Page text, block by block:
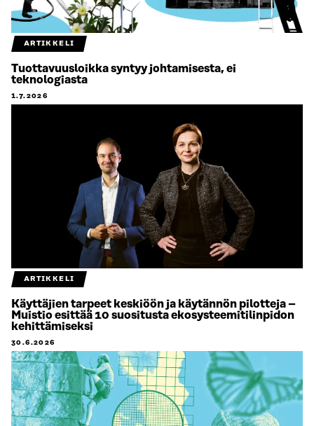
ARTIKKELI
Tuottavuusloikka syntyy johtamisesta, ei
teknologiasta
1.7.2026
ARTIKKELI
Käyttäjien tarpeet keskiöön ja käytännön pilotteja –
Muistio esittää 10 suositusta ekosysteemitilinpidon
kehittämiseksi
30.6.2026